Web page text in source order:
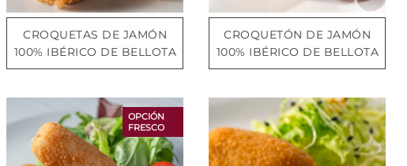
CROQUETAS DE JAMÓN
100% IBÉRICO DE BELLOTA
CROQUETÓN DE JAMÓN
100% IBÉRICO DE BELLOTA
OPCIÓN
FRESCO